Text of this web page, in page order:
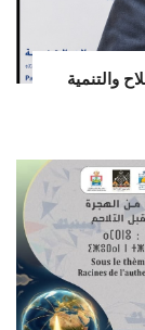
والتنمية